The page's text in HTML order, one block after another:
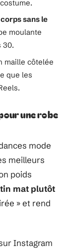
sans le
moulante
30.
maille côtelée
que les
une robe
mode
meilleurs
poids
mat plutôt
» et rend
Instagram